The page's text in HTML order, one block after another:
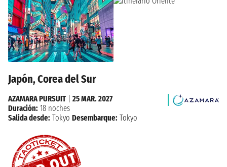
Japón, Corea del Sur
AZAMARA PURSUIT| 25 MAR. 2027
Duración: 18 noches
Salida desde: Tokyo Desembarque: Tokyo